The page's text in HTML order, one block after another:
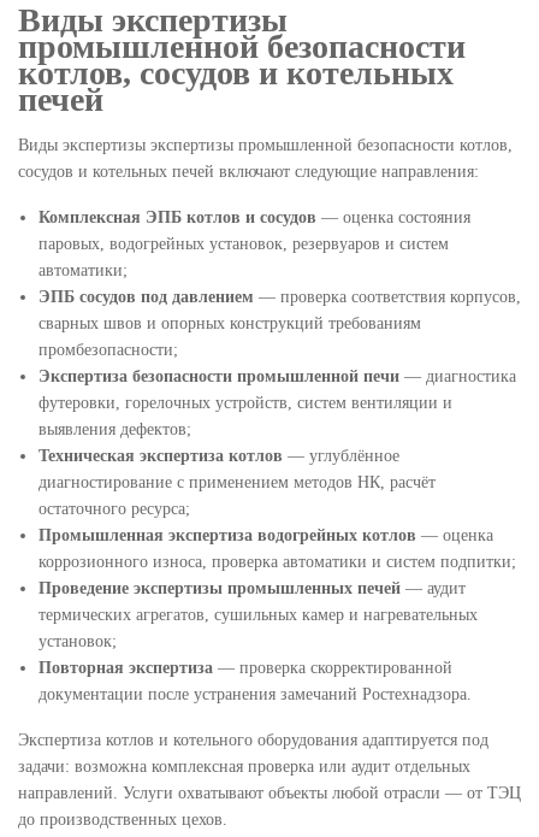
Виды экспертизы
промышленной безопасности
котлов, сосудов и котельных
печей
Виды экспертизы экспертизы промышленной безопасности котлов,
сосудов и котельных печей включают следующие направления:
Комплексная ЭПБ котлов и сосудов — оценка состояния
паровых, водогрейных установок, резервуаров и систем
автоматики;
ЭПБ сосудов под давлением — проверка соответствия корпусов,
сварных швов и опорных конструкций требованиям
промбезопасности;
Экспертиза безопасности промышленной печи — диагностика
футеровки, горелочных устройств, систем вентиляции и
выявления дефектов;
Техническая экспертиза котлов — углублённое
диагностирование с применением методов НК, расчёт
остаточного ресурса;
Промышленная экспертиза водогрейных котлов — оценка
коррозионного износа, проверка автоматики и систем подпитки;
Проведение экспертизы промышленных печей — аудит
термических агрегатов, сушильных камер и нагревательных
установок;
Повторная экспертиза — проверка скорректированной
документации после устранения замечаний Ростехнадзора.
Экспертиза котлов и котельного оборудования адаптируется под
задачи: возможна комплексная проверка или аудит отдельных
направлений. Услуги охватывают объекты любой отрасли — от ТЭЦ
до производственных цехов.